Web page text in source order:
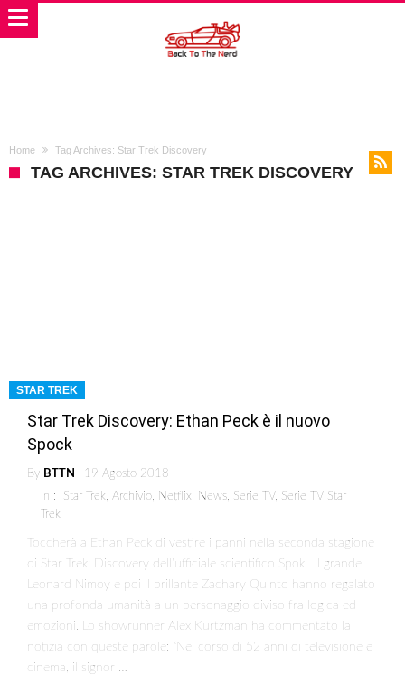
Home Tag Archives: Star Trek Discovery
TAG ARCHIVES: STAR TREK DISCOVERY
STAR TREK
Star Trek Discovery: Ethan Peck è il nuovo
Spock
By BTTN
19 Agosto 2018
in : Star Trek, Archivio, Netflix, News, Serie TV, Serie TV Star
Trek
Toccherà a Ethan Peck di vestire i panni nella seconda stagione
di Star Trek: Discovery dell’ufficiale scientifico Spok. Il grande
Leonard Nimoy e poi il brillante Zachary Quinto hanno regalato
una profonda umanità a un personaggio diviso fra logica ed
emozioni. Lo showrunner Alex Kurtzman ha commentato la
notizia con queste parole: “Nel corso di 52 anni di televisione e
cinema, il signor …